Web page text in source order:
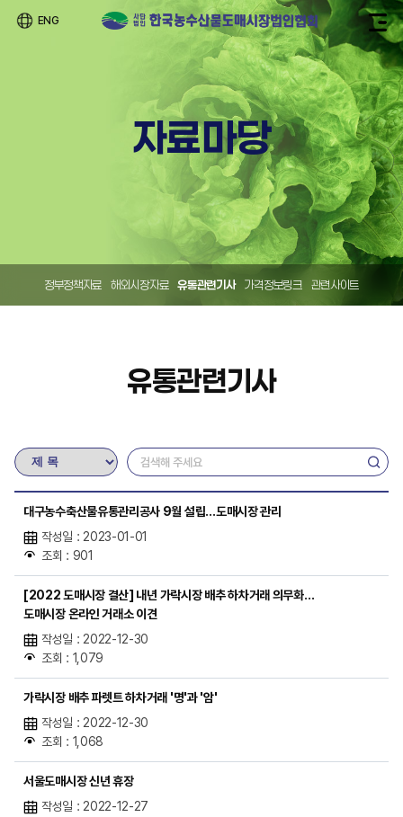
ENG
자료마당
정부정책자료 해외시장자료 유통관련기사 가격정보링크 관련사이트
유통관련기사
대구농수축산물유통관리공사 9월 설립…도매시장 관리
작성일 : 2023-01-01
조회 : 901
[2022 도매시장 결산] 내년 가락시장 배추 하차거래 의무화…
도매시장 온라인 거래소 이견
작성일 : 2022-12-30
조회 : 1,079
가락시장 배추 파렛트 하차거래 '명'과 '암'
작성일 : 2022-12-30
조회 : 1,068
서울도매시장 신년 휴장
작성일 : 2022-12-27